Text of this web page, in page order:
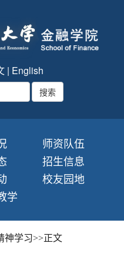
| English
师资队伍
招生信息
校友园地
学
神学习>>正文